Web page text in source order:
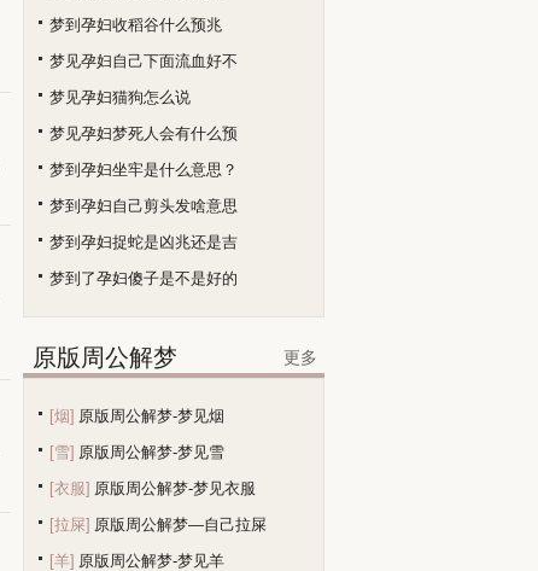
梦到孕妇收稻谷什么预兆
梦见孕妇自己下面流血好不
梦见孕妇猫狗怎么说
梦见孕妇梦死人会有什么预
梦到孕妇坐牢是什么意思？
梦到孕妇自己剪头发啥意思
梦到孕妇捉蛇是凶兆还是吉
梦到了孕妇傻子是不是好的
原版周公解梦 更多
[烟] 原版周公解梦-梦见烟
[雪] 原版周公解梦-梦见雪
[衣服] 原版周公解梦-梦见衣服
[拉屎] 原版周公解梦—自己拉屎
[羊] 原版周公解梦-梦见羊